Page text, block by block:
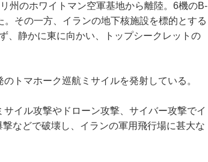
州のホワイトマン空軍基地から離陸。6機のB-
。その一方、イランの地下核施設を標的とする
、静かに東に向かい、トップシークレットの
トマホーク巡航ミサイルを発射している。
イル攻撃やドローン攻撃、サイバー攻撃でイ
などで破壊し、イランの軍用飛行場に甚大な